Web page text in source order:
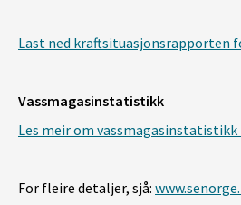
Last ned kraftsituasjonsrapporten
Vassmagasinstatistikk
Les meir om vassmagasinstatistikk
For fleire detaljer, sjå: